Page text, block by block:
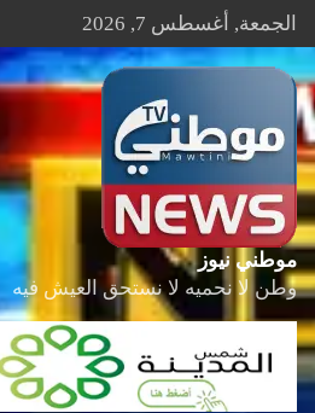
Skip
content
الجمعة, أغسطس 7, 2026
موطني نيوز
وطن لا نحميه لا نستحق العيش فيه